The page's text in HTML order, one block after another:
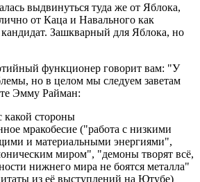
выдвинуться туда же от Яблока,
от Каца и Навального как
Зашкварный для Яблока, но
функционер говорит вам: "У
но в целом мы следуем заветам
Эмму Райман:
какой стороны
мракобесие ("работа с низкими
и материальными энергиями",
миром", "демоны творят всё,
нижнего мира не боятся металла"
из её выступлений на Ютубе)